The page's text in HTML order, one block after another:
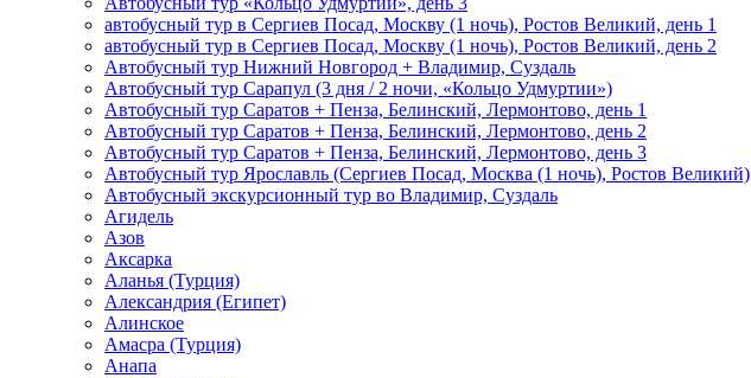
автобусный тур в Сергиев Посад, Москву (1 ночь), Ростов Великий, день 1
автобусный тур в Сергиев Посад, Москву (1 ночь), Ростов Великий, день 2
Автобусный тур Нижний Новгород + Владимир, Суздаль
Автобусный тур Сарапул (3 дня / 2 ночи, «Кольцо Удмуртии»)
Автобусный тур Саратов + Пенза, Белинский, Лермонтово, день 1
Автобусный тур Саратов + Пенза, Белинский, Лермонтово, день 2
Автобусный тур Саратов + Пенза, Белинский, Лермонтово, день 3
Автобусный тур Ярославль (Сергиев Посад, Москва (1 ночь), Ростов Великий)
Автобусный экскурсионный тур во Владимир, Суздаль
Агидель
Азов
Аксарка
Аланья (Турция)
Александрия (Египет)
Алинское
Амасра (Турция)
Анапа